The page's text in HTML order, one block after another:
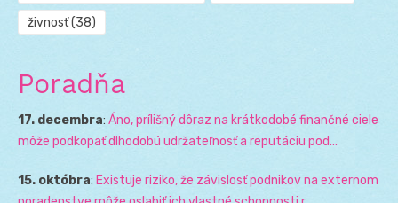
živnosť(38)
Poradňa
17. decembra: Áno, prílišný dôraz na krátkodobé finančné ciele
môže podkopať dlhodobú udržateľnosť a reputáciu pod...
15. októbra: Existuje riziko, že závislosť podnikov na externom